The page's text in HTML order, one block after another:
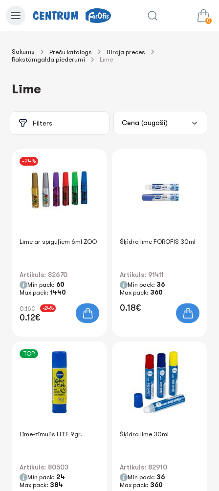
0
uz grozu
Sākums Preču katalogs
Biroja preces
Rakstāmgalda piederumi
Līme
Līme
Filters
-24%
Līme ar spīguļiem 6ml ZOO
Artikuls: 82670
Min pack: 60
Max pack: 1440
0.16€ -24%
0.12€
Šķidra līme FOROFIS 30ml
Artikuls: 91411
Min pack: 36
Max pack: 360
0.18€
TOP
Līme-zīmulis LITE 9gr.
Artikuls: 80503
Min pack: 24
Max pack: 384
Šķidra līme 30ml
Artikuls: 82910
Min pack: 36
Max pack: 360